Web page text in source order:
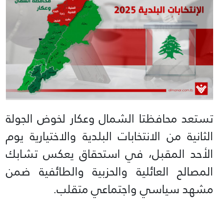
تستعد محافظتا الشمال وعكار لخوض الجولة
الثانية من الانتخابات البلدية والاختيارية يوم
الأحد المقبل، في استحقاق يعكس تشابك
المصالح العائلية والحزبية والطائفية ضمن
مشهد سياسي واجتماعي متقلب.